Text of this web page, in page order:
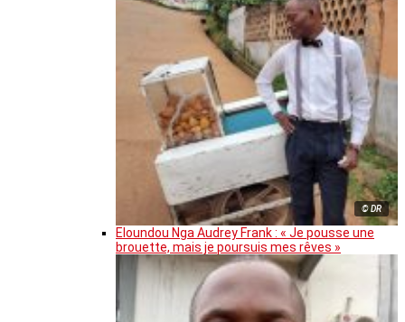
© DR
Eloundou Nga Audrey Frank : « Je pousse une
brouette, mais je poursuis mes rêves »